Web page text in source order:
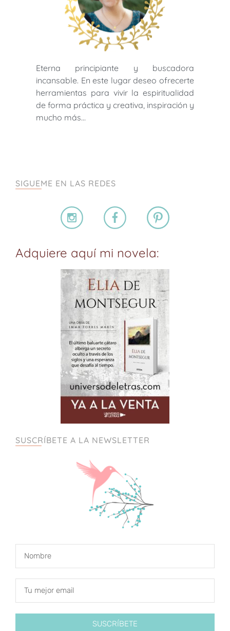
Eterna principiante y buscadora
incansable. En este lugar deseo ofrecerte
herramientas para vivir la espiritualidad
de forma práctica y creativa, inspiración y
mucho más…
SIGUEME EN LAS REDES
Adquiere aquí mi novela:
SUSCRÍBETE A LA NEWSLETTER
SUSCRÍBETE